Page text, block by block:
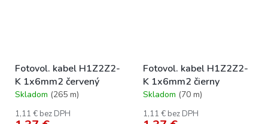
Fotovol. kabel H1Z2Z2-
K 1x6mm2 červený
Skladom (265 m)
1,11 € bez DPH
Fotovol. kabel H1Z2Z2-
K 1x6mm2 čierny
Skladom (70 m)
1,11 € bez DPH